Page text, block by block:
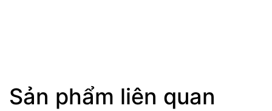
Sản phẩm liên quan